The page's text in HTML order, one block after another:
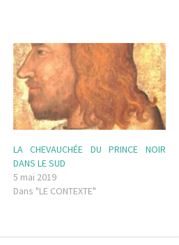
LA CHEVAUCHÉE DU PRINCE NOIR
DANS LE SUD
5 mai 2019
Dans "LE CONTEXTE"